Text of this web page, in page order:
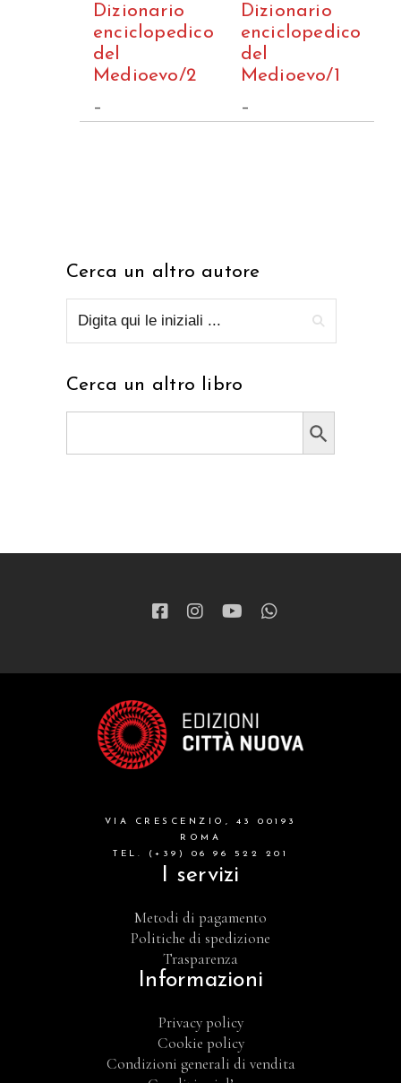
Dizionario
enciclopedico
del
Medioevo/2
–
Dizionario
enciclopedico
del
Medioevo/1
–
Cerca un altro autore
Cerca un altro libro
Search Button
VIA CRESCENZIO, 43 00193
ROMA
TEL. (+39) 06 96 522 201
I servizi
Metodi di pagamento
Politiche di spedizione
Trasparenza
Informazioni
Privacy policy
Cookie policy
Condizioni generali di vendita